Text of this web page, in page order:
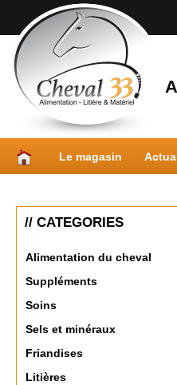
Le magasin
// CATEGORIES
Alimentation du cheval
Suppléments
Soins
Sels et minéraux
Friandises
Litières